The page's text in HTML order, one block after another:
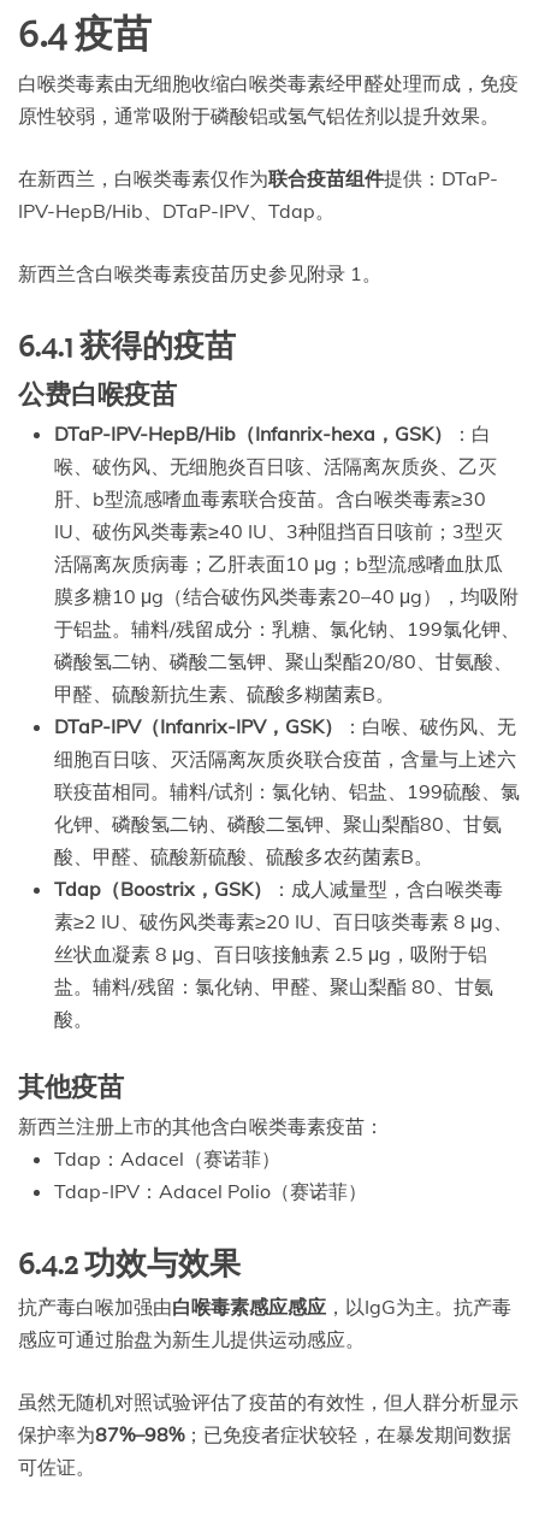
6.4 疫苗
白喉类毒素由无细胞收缩白喉类毒素经甲醛处理而成，免疫
原性较弱，通常吸附于磷酸铝或氢气铝佐剂以提升效果。
在新西兰，白喉类毒素仅作为联合疫苗组件提供：DTaP-
IPV-HepB/Hib、DTaP-IPV、Tdap。
新西兰含白喉类毒素疫苗历史参见附录 1。
6.4.1 获得的疫苗
公费白喉疫苗
DTaP-IPV-HepB/Hib（Infanrix-hexa，GSK）
：白
喉、破伤风、无细胞炎百日咳、活隔离灰质炎、乙灭
肝、b型流感嗜血毒素联合疫苗。含白喉类毒素≥30
IU、破伤风类毒素≥40 IU、3种阻挡百日咳前；3型灭
活隔离灰质病毒；乙肝表面10 μg；b型流感嗜血肽瓜
膜多糖10 μg（结合破伤风类毒素20–40 μg），均吸附
于铝盐。辅料/残留成分：乳糖、氯化钠、199氯化钾、
磷酸氢二钠、磷酸二氢钾、聚山梨酯20/80、甘氨酸、
甲醛、硫酸新抗生素、硫酸多糊菌素B。
DTaP-IPV（Infanrix-IPV，GSK）
：白喉、破伤风、无
细胞百日咳、灭活隔离灰质炎联合疫苗，含量与上述六
联疫苗相同。辅料/试剂：氯化钠、铝盐、199硫酸、氯
化钾、磷酸氢二钠、磷酸二氢钾、聚山梨酯80、甘氨
酸、甲醛、硫酸新硫酸、硫酸多农药菌素B。
Tdap（Boostrix，GSK）
：成人减量型，含白喉类毒
素≥2 IU、破伤风类毒素≥20 IU、百日咳类毒素 8 μg、
丝状血凝素 8 μg、百日咳接触素 2.5 μg，吸附于铝
盐。辅料/残留：氯化钠、甲醛、聚山梨酯 80、甘氨
酸。
其他疫苗
新西兰注册上市的其他含白喉类毒素疫苗：
Tdap：Adacel（赛诺菲）
Tdap-IPV：Adacel Polio（赛诺菲）
6.4.2 功效与效果
抗产毒白喉加强由白喉毒素感应感应 ，以IgG为主。抗产毒
感应可通过胎盘为新生儿提供运动感应。
虽然无随机对照试验评估了疫苗的有效性，但人群分析显示
保护率为87%–98%；已免疫者症状较轻，在暴发期间数据
可佐证。